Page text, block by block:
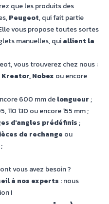
que les produits des
Peugeot, qui fait partie
vous propose toutes sortes
manuelles, quiallient la
vous trouverez chez nous :
Kreator, Nobex ou encore
600 mm delongueur;
110 130 ou encore 155 mm ;
d'angles prédéfinis;
de rechange ou
;
vous avez besoin ?
à nos experts : nous
!